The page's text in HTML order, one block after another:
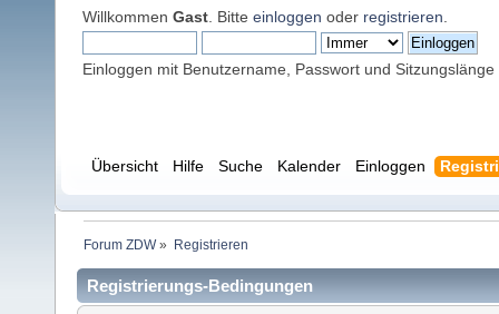
Willkommen Gast . Bitte einloggen oder registrieren
Einloggen mit Benutzername, Passwort und Sitzungslänge
Übersicht Hilfe Suche Kalender Einloggen
Forum ZDW» Registrieren
Registrierungs-Bedingungen